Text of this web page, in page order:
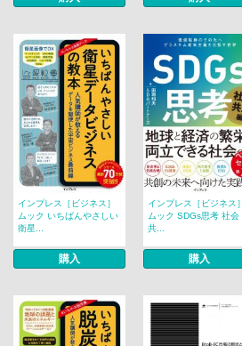
インプレス［ビジネス］
ムック いちばんやさしい
衛星...
購入
インプレス［ビジネス］
ムック SDGs思考 社会
共...
購入